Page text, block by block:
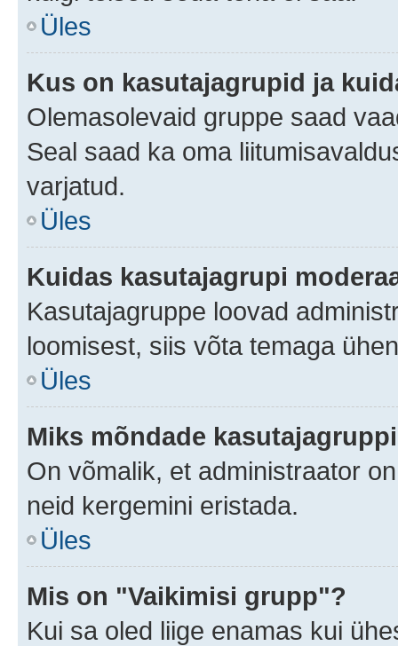
Üles
Kus on kasutajagrupid ja
Olemasolevaid gruppe saad
Seal saad ka oma
varjatud.
Üles
Kuidas kasutajagrupi
Kasutajagruppe loovad
loomisest, siis võta temaga
Üles
Miks mõndade
On võmalik, et administraator
neid kergemini eristada.
Üles
Mis on "Vaikimisi grupp"?
Kui sa oled liige enamas kui